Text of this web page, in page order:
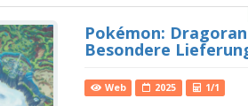
Pokémon:
Besondere
Web 2025 1/1